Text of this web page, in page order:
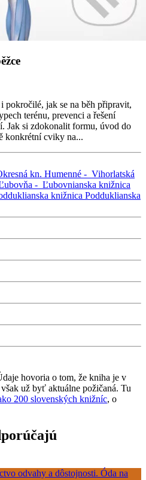
pokročilé, jak se na běh připravit,
terénu, prevenci a řešení
Jak si zdokonalit formu, úvod do
konkrétní cviky na...
kn. Humenné - Vihorlatská
- Ľubovnianska knižnica
knižnica Podduklianska
hovoria o tom, že kniha je v
už byť aktuálne požičaná. Tu
200 slovenských knižníc, o